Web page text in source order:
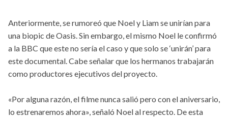
Anteriormente, se rumoreó que Noel y Liam se unirían para
una biopic de Oasis. Sin embargo, el mismo Noel le confirmó
a la BBC que este no sería el caso y que solo se ‘unirán’ para
este documental. Cabe señalar que los hermanos trabajarán
como productores ejecutivos del proyecto.
«Por alguna razón, el filme nunca salió pero con el aniversario,
lo estrenaremos ahora», señaló Noel al respecto. De esta